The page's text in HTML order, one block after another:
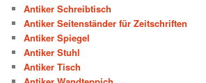
Antiker Schreibtisch
Antiker Seitenständer für Zeitschriften
Antiker Spiegel
Antiker Stuhl
Antiker Tisch